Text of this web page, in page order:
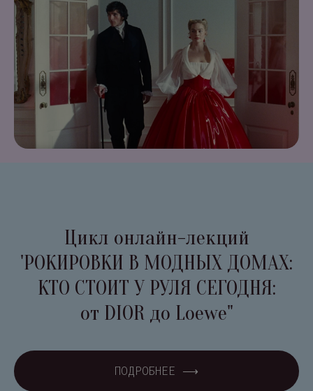
Цикл онлайн-лекций
'РОКИРОВКИ В МОДНЫХ ДОМАХ:
КТО СТОИТ У РУЛЯ СЕГОДНЯ:
от DIOR до Loewe"
ПОДРОБНЕЕ ⟶